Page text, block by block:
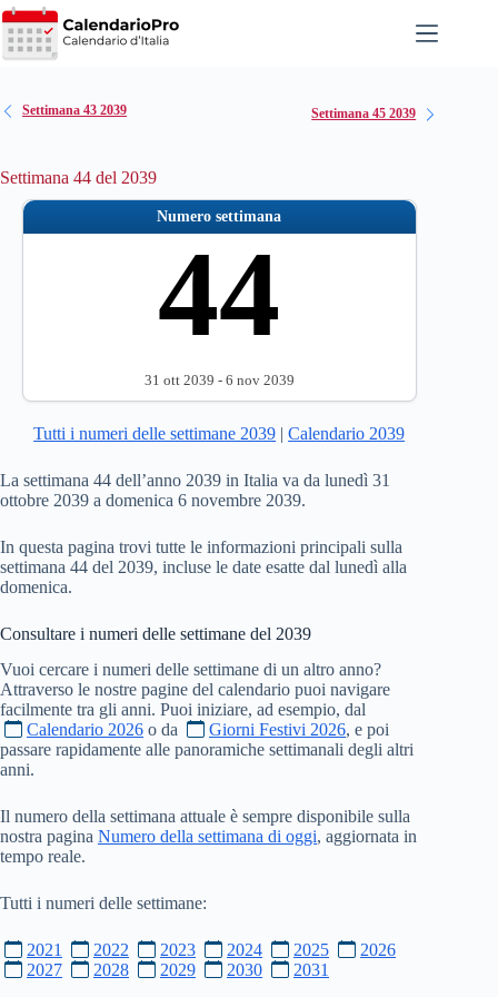
Salta
al
contenuto
Settimana 43 2039 Settimana 45 2039
Settimana 44 del 2039
Numero settimana
44
31 ott 2039 - 6 nov 2039
Tutti i numeri delle settimane 2039 |Calendario 2039
La settimana 44 dell’anno 2039 in Italia va da lunedì 31
ottobre 2039 a domenica 6 novembre 2039.
In questa pagina trovi tutte le informazioni principali sulla
settimana 44 del 2039, incluse le date esatte dal lunedì alla
domenica.
Consultare i numeri delle settimane del 2039
Vuoi cercare i numeri delle settimane di un altro anno?
Attraverso le nostre pagine del calendario puoi navigare
facilmente tra gli anni. Puoi iniziare, ad esempio, dal
Calendario 2026 o da Giorni Festivi 2026, e poi
passare rapidamente alle panoramiche settimanali degli altri
anni.
Il numero della settimana attuale è sempre disponibile sulla
nostra pagina Numero della settimana di oggi, aggiornata in
tempo reale.
Tutti i numeri delle settimane:
2021 2022 2023 2024 2025
2026
2027
2028 2029 2030 2031